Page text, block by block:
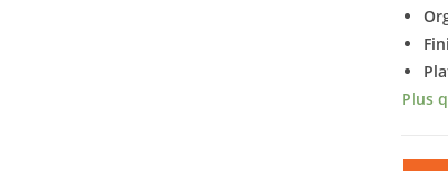
Plus